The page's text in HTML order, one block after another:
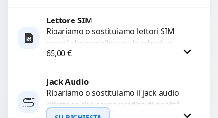
Lettore SIM
Ripariamo o sostituiamo lettori SIM
guasti che non rilevano la scheda o
interrompono il segnale. Utilizziamo
65,00€
Jack Audio
Ripariamo o sostituiamo il jack audio
difettoso che causa perdita di qualità